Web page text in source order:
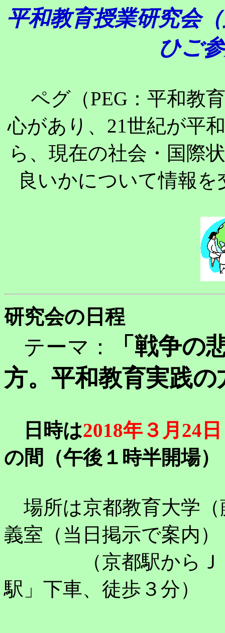
平和教育授業研究会
ひご
ペグ（PEG：平和教
心があり、21世紀が平
ら、現在の社会・国際
良いかについて情報
研究会の日程
テーマ：
「戦争の
方。平和教育実践の
日時は2018年３月24
の間（午後１時半開場）
場所は京都教育大学（
義室（当日掲示で案内）
（京都駅からＪＲ
駅」下車、徒歩３分）